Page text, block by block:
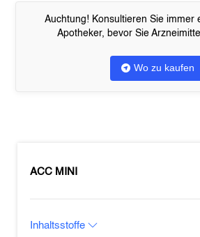
Auchtung! Konsultieren Sie immer
Apotheker, bevor Sie
Wo zu kaufen
ACC MINI
Inhaltsstoffe